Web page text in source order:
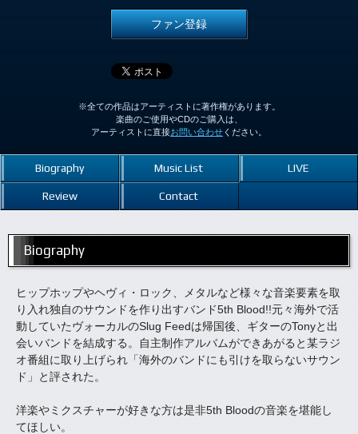
ファン登録
※全ての作品はアーティストに著作権があります。
楽曲のご使用やCDのご購入は、
アーティストに直接お問い合わせ ください。
Biography Music List LIVE
Review Contact
Biography
ヒップホップやヘヴィ・ロック、メタルなど様々な音楽要素を取
り入れ独自のサウンドを作り出すバンド5th Blood!!元々海外で活
動していたヴォーカルのSlug Feedは帰国後、ギターのTonyと出
会いバンドを結成する。自主制作アルバムができあがると某ラジ
オ番組に取り上げられ「海外のバンドにも引けを取らないサウン
ド」と評された。
洋楽やミクスチャーが好きな方は是非5th Bloodの音楽を堪能し
てほしい。